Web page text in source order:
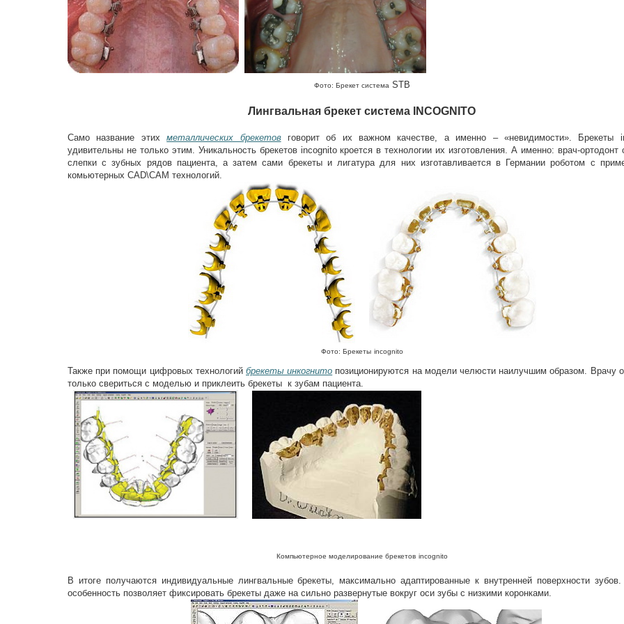
Фото: Брекет система STB
Лингвальная брекет система INCOGNITO
Само название этихметаллических брекетовговорит об их важном качестве, а именно – «невидимости». Брекеты
удивительны не только этим. Уникальность брекетов incognito кроется в технологии их изготовления. А именно: врач-ортодонт
слепки с зубных рядов пациента, а затем сами брекеты и лигатура для них изготавливается в Германии роботом с
комьютерных CAD\CAM технологий.
Фото: Брекеты incognito
Также при помощи цифровых технологий брекеты инкогнито позиционируются на модели челюсти наилучшим образом. Врачу
только свериться с моделью и приклеить брекеты к зубам пациента.
Компьютерное моделирование брекетов incognito
В итоге получаются индивидуальные лингвальные брекеты, максимально адаптированные к внутренней поверхности
особенность позволяет фиксировать брекеты даже на сильно развернутые вокруг оси зубы с низкими коронками.